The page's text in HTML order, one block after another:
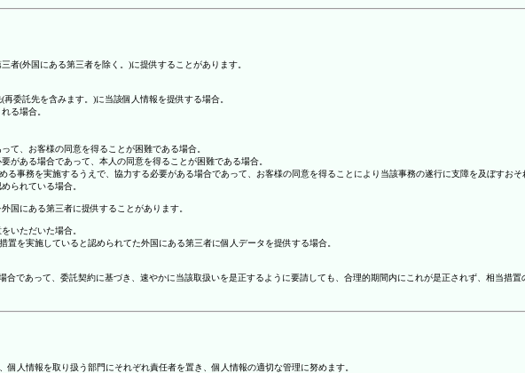
者(外国にある第三者を除く。)に提供することがあります。
委託先を含みます。)に当該個人情報を提供する場合。
る場合。
て、お客様の同意を得ることが困難である場合。
がある場合であって、本人の同意を得ることが困難である場合。
事務を実施するうえで、協力する必要がある場合であって、お客様の同意を得ることにより当該事務の遂行に支障を及ぼすおそ
られている場合。
国にある第三者に提供することがあります。
いただいた場合。
を実施していると認められてた外国にある第三者に個人データを提供する場合。
であって、委託契約に基づき、速やかに当該取扱いを是正するように要請しても、合理的期間内にこれが是正されず、相当措
人情報を取り扱う部門にそれぞれ責任者を置き、個人情報の適切な管理に努めます。